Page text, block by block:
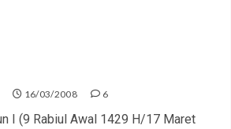
16/03/2008 6
I (9 Rabiul Awal 1429 H/17 Maret